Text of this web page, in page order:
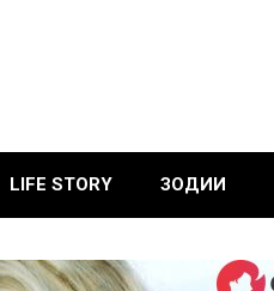
LIFE STORY ЗОДИИ